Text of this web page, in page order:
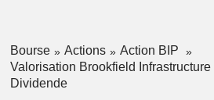
Bourse Actions
Action BIP
Valorisation Brookfield Infrastructure
Dividende